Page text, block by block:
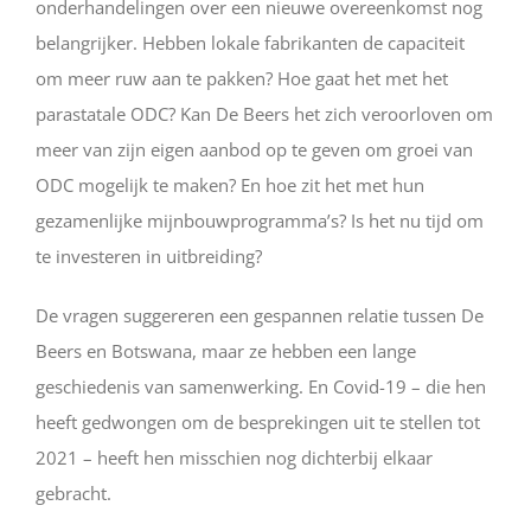
onderhandelingen over een nieuwe overeenkomst nog
belangrijker. Hebben lokale fabrikanten de capaciteit
om meer ruw aan te pakken? Hoe gaat het met het
parastatale ODC? Kan De Beers het zich veroorloven om
meer van zijn eigen aanbod op te geven om groei van
ODC mogelijk te maken? En hoe zit het met hun
gezamenlijke mijnbouwprogramma’s? Is het nu tijd om
te investeren in uitbreiding?
De vragen suggereren een gespannen relatie tussen De
Beers en Botswana, maar ze hebben een lange
geschiedenis van samenwerking. En Covid-19 – die hen
heeft gedwongen om de besprekingen uit te stellen tot
2021 – heeft hen misschien nog dichterbij elkaar
gebracht.